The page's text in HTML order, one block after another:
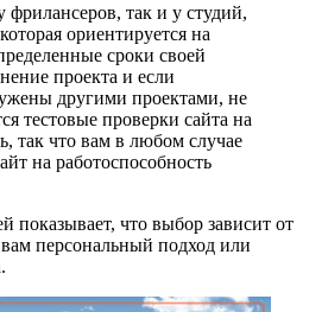
так и у студий,
ориентируется на
сроки своей
проекта и если
другими проектами, не
тестовые проверки сайта на
так что вам в любом случае
на работоспособность
показывает, что выбор зависит от
персональный подход или